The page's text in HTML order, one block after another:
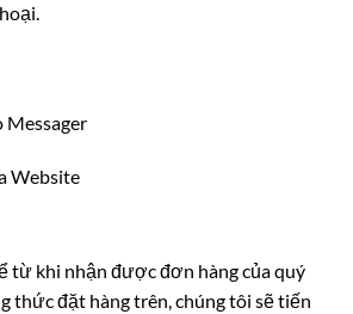
Messager
Website
từ khi nhận được đơn hàng của quý
thức đặt hàng trên, chúng tôi sẽ tiến